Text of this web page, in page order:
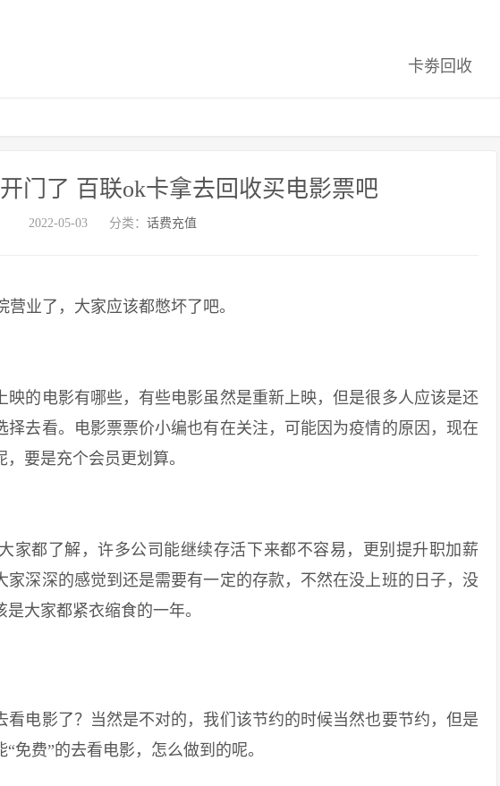
卡劵回收
门了 百联ok卡拿去回收买电影票吧
2022-05-03 分类： 话费充值
业了，大家应该都憋坏了吧。
的电影有哪些，有些电影虽然是重新上映，但是很多人应该是还
择去看。电影票票价小编也有在关注，可能因为疫情的原因，现在
要是充个会员更划算。
都了解，许多公司能继续存活下来都不容易，更别提升职加薪
家深深的感觉到还是需要有一定的存款，不然在没上班的日子，没
大家都紧衣缩食的一年。
电影了？当然是不对的，我们该节约的时候当然也要节约，但是
免费”的去看电影，怎么做到的呢。